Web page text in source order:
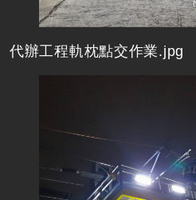
代辦工程軌枕點交作業.jpg